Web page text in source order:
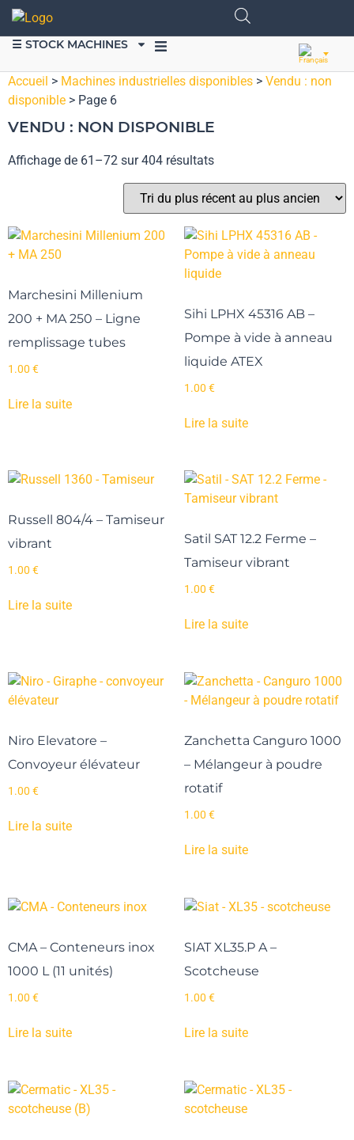
☰ STOCK MACHINES
Accueil > Machines industrielles disponibles > Vendu : non
disponible > Page 6
VENDU : NON DISPONIBLE
Affichage de 61–72 sur 404 résultats
Marchesini Millenium
200 + MA 250 – Ligne
remplissage tubes
1.00 €
Lire la suite
Sihi LPHX 45316 AB –
Pompe à vide à anneau
liquide ATEX
1.00 €
Lire la suite
Russell 804/4 – Tamiseur
vibrant
1.00 €
Lire la suite
Satil SAT 12.2 Ferme –
Tamiseur vibrant
1.00 €
Lire la suite
Niro Elevatore –
Convoyeur élévateur
1.00 €
Lire la suite
Zanchetta Canguro 1000
– Mélangeur à poudre
rotatif
1.00 €
Lire la suite
CMA – Conteneurs inox
1000 L (11 unités)
1.00 €
Lire la suite
SIAT XL35.P A –
Scotcheuse
1.00 €
Lire la suite